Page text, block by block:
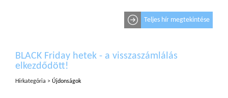
Teljes hír megtekintése
BLACK Friday hetek - a visszaszámlálás
elkezdődött!
Hírkategória > Újdonságok